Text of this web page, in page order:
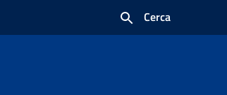
Cerca